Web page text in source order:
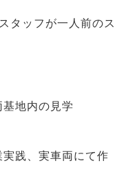
タッフが一人前のス
地内の見学
践、実車両にて作